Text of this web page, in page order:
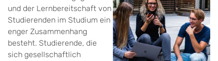
und der Lernbereitschaft von
Studierenden im Studium ein
enger Zusammenhang
besteht. Studierende, die
sich gesellschaftlich